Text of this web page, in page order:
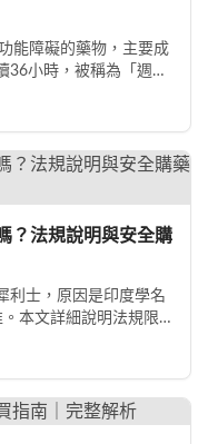
能障礙的藥物，主要成
36小時，被稱為「週末
？法規說明與安全購
利士，原因是印度學名
本文詳細說明法規限